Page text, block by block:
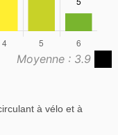
Moyenne : 3.9
à vélo et à